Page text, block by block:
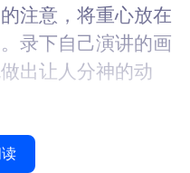
注意，将重心放在
录下自己演讲的画
出让人分神的动